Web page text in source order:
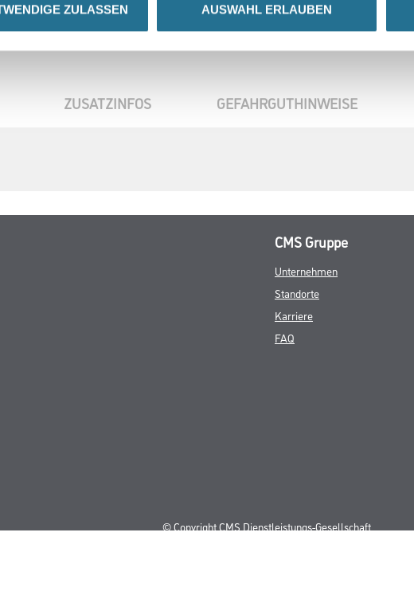
ZULASSEN AUSWAHL ERLAUBEN
ZUSATZINFOS GEFAHRGUTHINWEISE
CMS Gruppe
Unternehmen
Standorte
Karriere
FAQ
© Copyright CMS Dienstleistungs-Gesellschaft